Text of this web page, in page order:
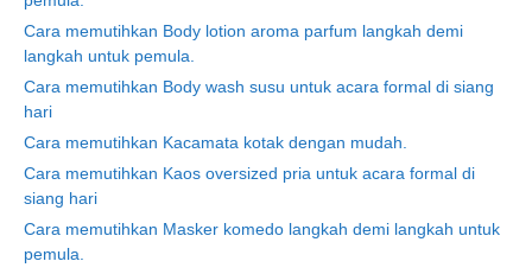
Cara memutihkan Body lotion aroma parfum langkah demi
langkah untuk pemula.
Cara memutihkan Body wash susu untuk acara formal di siang
hari
Cara memutihkan Kacamata kotak dengan mudah.
Cara memutihkan Kaos oversized pria untuk acara formal di
siang hari
Cara memutihkan Masker komedo langkah demi langkah untuk
pemula.